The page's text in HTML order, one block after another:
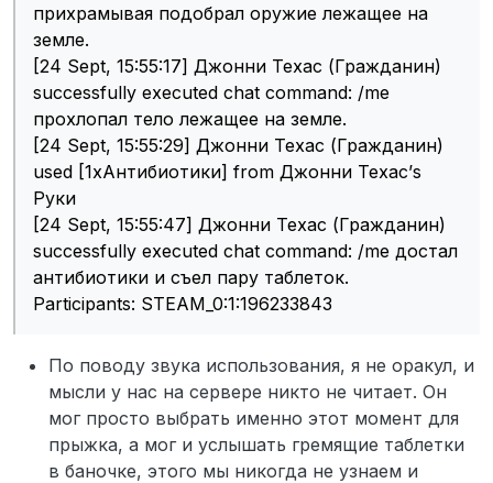
прихрамывая подобрал оружие лежащее на
земле.
[24 Sept, 15:55:17] Джонни Техас (Гражданин)
successfully executed chat command: /me
прохлопал тело лежащее на земле.
[24 Sept, 15:55:29] Джонни Техас (Гражданин)
used [1xАнтибиотики] from Джонни Техас’s
Руки
[24 Sept, 15:55:47] Джонни Техас (Гражданин)
successfully executed chat command: /me достал
антибиотики и съел пару таблеток.
Participants: STEAM_0:1:196233843
По поводу звука использования, я не оракул, и
мысли у нас на сервере никто не читает. Он
мог просто выбрать именно этот момент для
прыжка, а мог и услышать гремящие таблетки
в баночке, этого мы никогда не узнаем и